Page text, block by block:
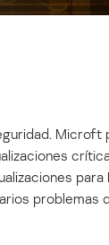
Microft
para
problemas